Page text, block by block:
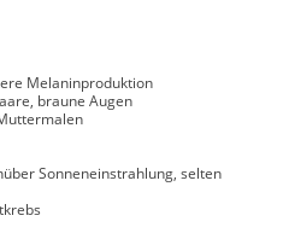
Melaninproduktion
braune Augen
Sonneneinstrahlung, selten